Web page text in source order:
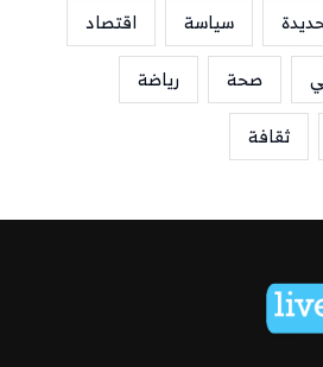
سياسة
اقتصاد
صحة
رياضة
ثقافة